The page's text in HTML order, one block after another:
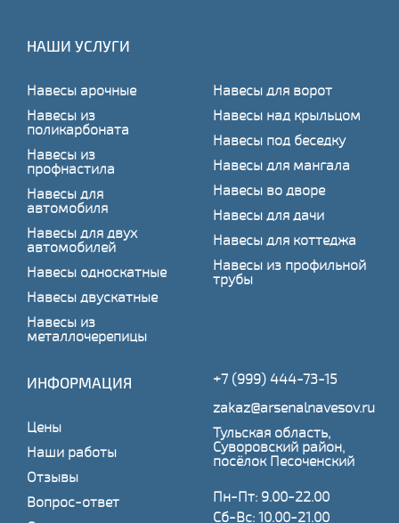
НАШИ УСЛУГИ
Навесы арочные
Навесы из
поликарбоната
Навесы из
профнастила
Навесы для
автомобиля
Навесы для двух
автомобилей
Навесы односкатные
Навесы двускатные
Навесы из
металлочерепицы
Навесы для ворот
Навесы над крыльцом
Навесы под беседку
Навесы для мангала
Навесы во дворе
Навесы для дачи
Навесы для коттеджа
Навесы из профильной
трубы
ИНФОРМАЦИЯ
Цены
Наши работы
Отзывы
Вопрос-ответ
+7 (999) 444-73-15
zakaz@arsenalnavesov.ru
Тульская область,
Суворовский район,
посёлок Песоченский
Пн-Пт: 9.00-22.00
Сб-Вс: 10.00-21.00